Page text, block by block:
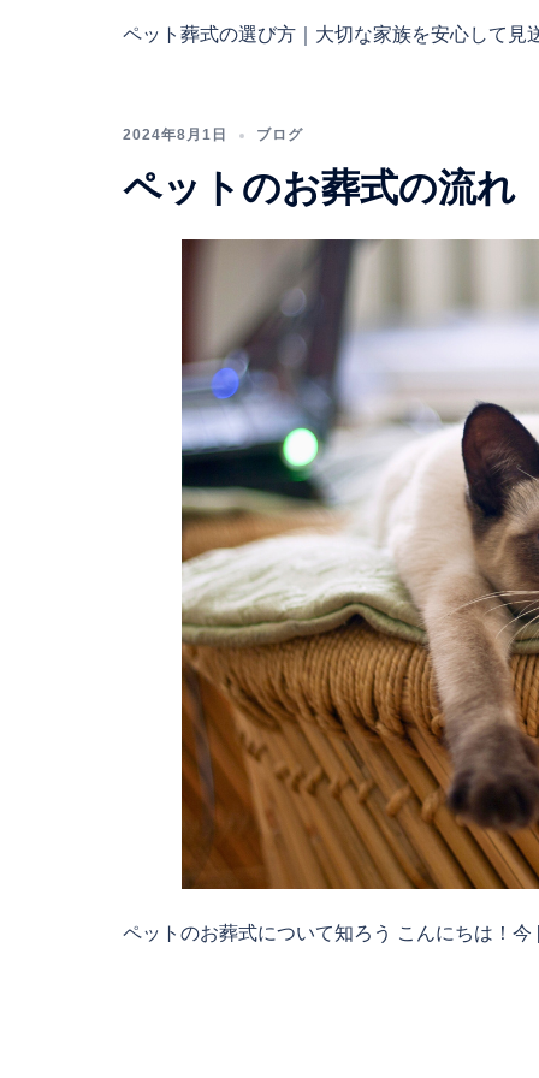
ペット葬式の選び方｜大切な家族を安心して見
2024年8月1日 ブログ
ペットのお葬式の流れ
ペットのお葬式について知ろう こんにちは！